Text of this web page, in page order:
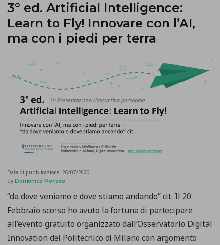
3° ed. Artificial Intelligence:
Learn to Fly! Innovare con l’AI,
ma con i piedi per terra
Data di pubblicazione: 26/07/2020
by Domenico Monaco
“da dove veniamo e dove stiamo andando” cit. Il 20
Febbraio scorso ho avuto la fortuna di partecipare
all’evento gratuito organizzato dall’Osservatorio Digital
Innovation del Politecnico di Milano con argomento